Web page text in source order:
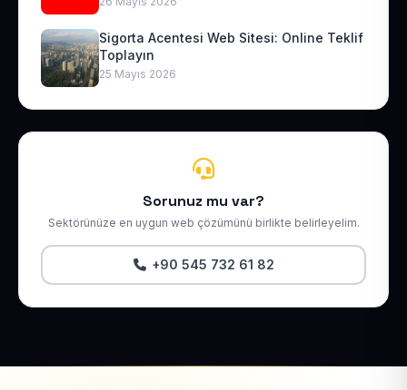
Sigorta Acentesi Web Sitesi: Online Teklif
Toplayın
25 Mayıs 2026
Sorunuz mu var?
Sektörünüze en uygun web çözümünü birlikte belirleyelim.
+90 545 732 61 82